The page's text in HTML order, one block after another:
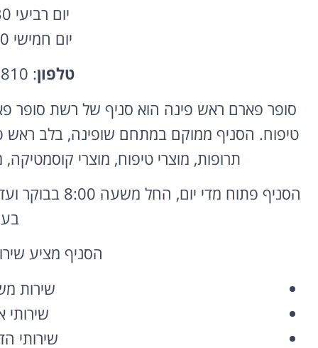
יום רביעי 8:30–22:30
יום חמישי 8:30–22:30
טלפון: 077-888-2810
סופר פארם ראש פינה הוא סניף של רשת סופר
טיפוח. הסניף ממוקם במתחם שופינה, בלב ראש
תרופות, מוצרי טיפוח, מוצרי קוסמטיקה,
הסניף פתוח מדי יום, החל משעה 8: 00 בבוקר ועד 22:
הסניף מציע
שירות
שירותי
שירותי
השכרת רכב
השוואת מחירים בין חברות